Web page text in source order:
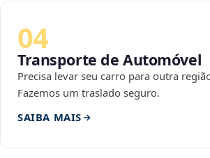
04
Transporte de Automóvel
Precisa levar seu carro para outra
Fazemos um traslado seguro.
SAIBA MAIS